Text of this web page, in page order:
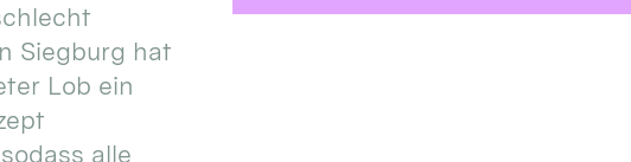
Siegburg hat
Lob ein
alle